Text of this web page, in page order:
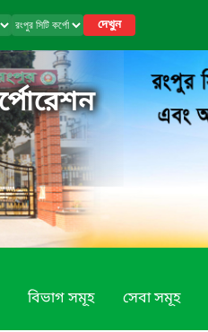
দেখুন
বিভাগ সমূহ সেবা সমূহ